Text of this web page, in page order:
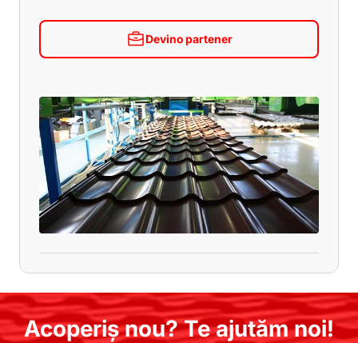
Devino partener
Acoperiș nou? Te ajutăm noi!